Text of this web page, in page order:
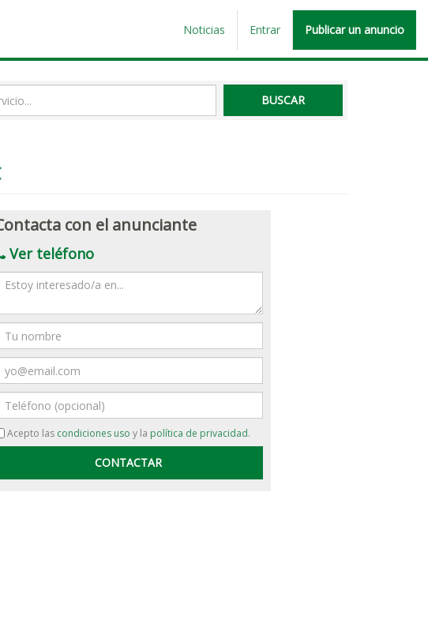
Noticias
Entrar Publicar un anuncio
con el anunciante
Ver teléfono
Mensaje
Nombre
Email
Teléfono
Acepto las condiciones uso y la política de privacidad.